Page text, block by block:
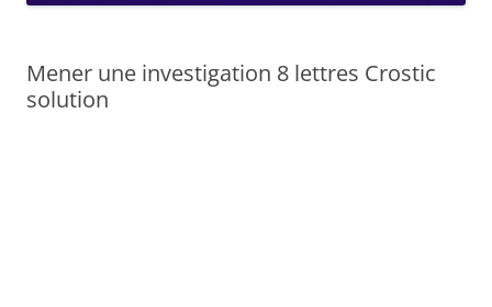
Mener une investigation 8 lettres Crostic
solution